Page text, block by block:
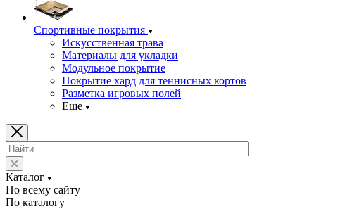
Спортивные покрытия
Искусственная трава
Материалы для укладки
Модульное покрытие
Покрытие хард для теннисных кортов
Разметка игровых полей
Еще
Каталог
По всему сайту
По каталогу